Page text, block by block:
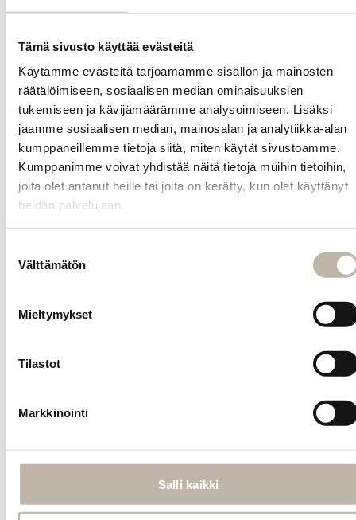
Tämä sivusto käyttää evästeitä
Käytämme evästeitä tarjoamamme sisällön ja mainosten
räätälöimiseen, sosiaalisen median ominaisuuksien
tukemiseen ja kävijämäärämme analysoimiseen. Lisäksi
jaamme sosiaalisen median, mainosalan ja analytiikka-alan
kumppaneillemme tietoja siitä, miten käytät sivustoamme.
Kumppanimme voivat yhdistää näitä tietoja muihin tietoihin,
joita olet antanut heille tai joita on kerätty, kun olet käyttänyt
heidän palvelujaan.
valinta
Välttämätön
Mieltymykset
Tilastot
Markkinointi
Salli kaikki
on saatavilla 9
luonnollista
sävyä.
Kysy
tuotteesta
INFO
Yhteystiedot
Tilauksen peruutus
Vastuullisuus
Usein kysytyt kysymykset
Blogi